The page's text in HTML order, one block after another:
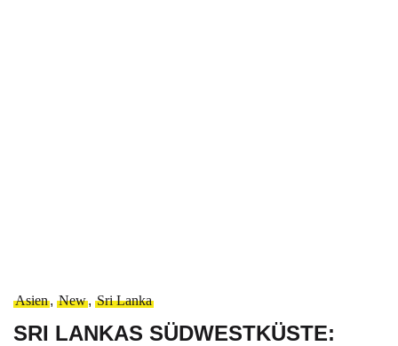
Asien, New, Sri Lanka
SRI LANKAS SÜDWESTKÜSTE: